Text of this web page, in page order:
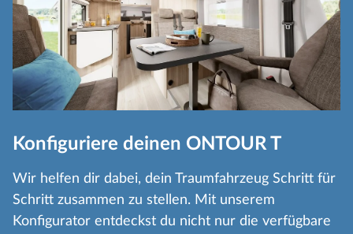
Konfiguriere deinen ONTOUR T
Wir helfen dir dabei, dein Traumfahrzeug Schritt für
Schritt zusammen zu stellen. Mit unserem
Konfigurator entdeckst du nicht nur die verfügbare